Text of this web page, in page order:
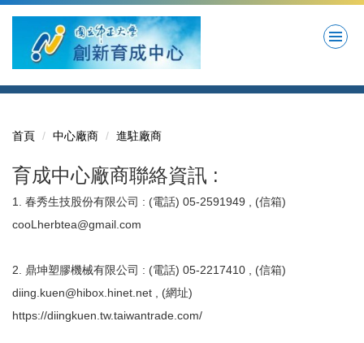
容
首頁
中心廠商 進駐廠商
育成中心廠商聯絡資訊 :
1. 春秀生技股份有限公司 : (電話) 05-2591949 , (信箱)
cooLherbtea@gmail.com
2. 鼎坤塑膠機械有限公司 : (電話) 05-2217410 , (信箱)
diing.kuen@hibox.hinet.net , (網址)
https://diingkuen.tw.taiwantrade.com/